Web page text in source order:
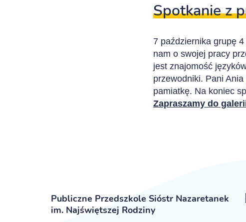
Spotkanie z
7 października grupę
nam o swojej pracy
jest znajomość
przewodniki. Pani
pamiatkę. Na koniec
Zapraszamy do
Publiczne Przedszkole Sióstr Nazaretanek
im. Najświętszej Rodziny